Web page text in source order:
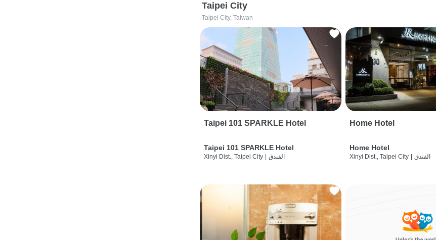
Taipei City
Taipei City, Taiwan
Taipei 101 SPARKLE Hotel
Taipei 101 SPARKLE Hotel
Xinyi Dist., Taipei City الفندق
Home Hotel
Home Hotel
Xinyi Dist., Taipei City الفندق